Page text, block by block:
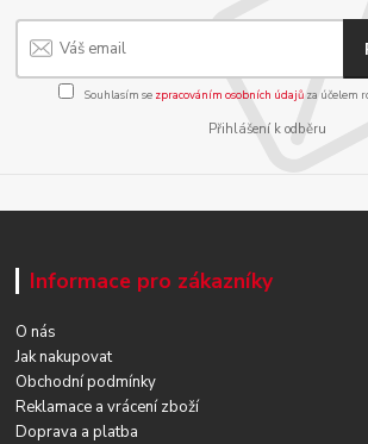
Souhlasím se zpracováním osobních údajůza účelem
Přihlášení k odběru
Informace pro zákazníky
O nás
Jak nakupovat
Obchodní podmínky
Reklamace a vrácení zboží
Doprava a platba